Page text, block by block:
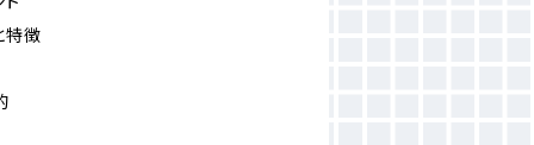
特徴